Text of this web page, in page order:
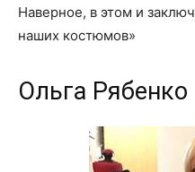
Наверное, в этом и
наших костюмов»
Ольга Рябенко